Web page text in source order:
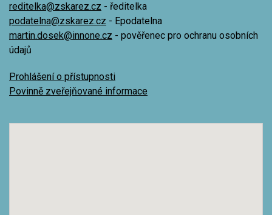
reditelka@zskarez.cz - ředitelka
podatelna@zskarez.cz - Epodatelna
martin.dosek@innone.cz - pověřenec pro ochranu osobních
údajů
Prohlášení o přístupnosti
Povinně zveřejňované informace